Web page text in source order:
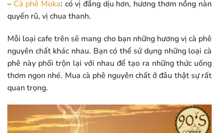
– Cà phê Moka: có vị đắng dịu hơn, hương thơm nồng nàn
quyến rũ, vị chua thanh.
Mỗi loại cafe trên sẽ mang cho bạn những hương vị cà phê
nguyên chất khác nhau. Bạn có thể sử dụng những loại cà
phê này phối trộn lại với nhau để tạo ra những thức uống
thơm ngon nhé. Mua cà phê nguyên chất ở đâu thật sự rất
quan trọng.